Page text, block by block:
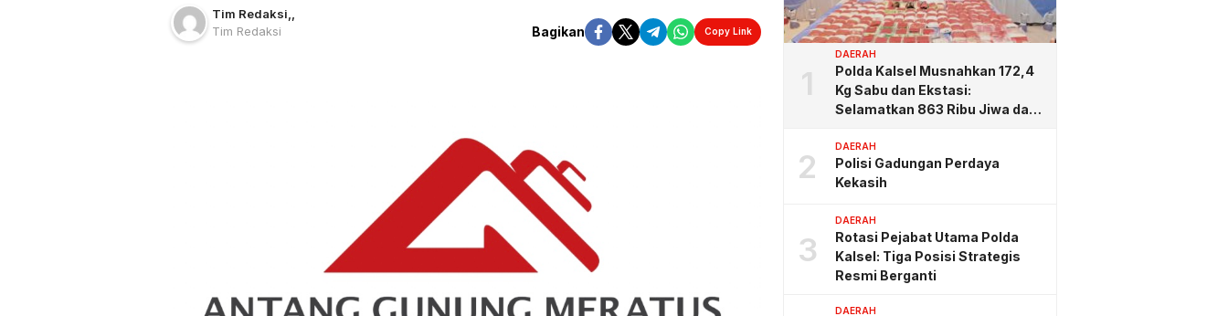
Tim Redaksi
Tim Redaksi
Bagikan Copy Link
1
DAERAH
Polda Kalsel Musnahkan 172,4
Kg Sabu dan Ekstasi:
Selamatkan 863 Ribu Jiwa dan
Triliun
2
DAERAH
Polisi Gadungan Perdaya
Kekasih
3
DAERAH
Rotasi Pejabat Utama Polda
Kalsel: Tiga Posisi Strategis
Resmi Berganti
DAERAH